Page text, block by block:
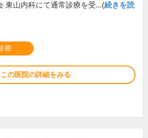
東山内科にて通常診療を受...(続きを読
療
この医院の詳細をみる